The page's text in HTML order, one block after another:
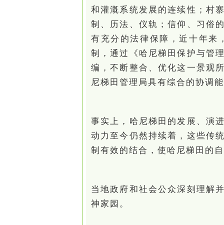
和灌溉系统发展的连续性；村
制、历法、仪轨；信仰、习俗
有充分的法律保障，近十年来
制，通过《哈尼梯田保护与管
编，不断整合、优化这一景观
尼梯田管理局具有综合的协调
事实上，哈尼梯田的发展、演
动力至今仍然持续着，这些传
制有效的结合，使哈尼梯田的
当地政府和社会公众深刻理解
神家园。